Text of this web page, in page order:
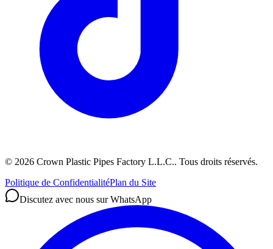
© 2026 Crown Plastic Pipes Factory L.L.C.. Tous droits réservés.
Politique de ConfidentialitéPlan du Site
Discutez avec nous sur WhatsApp